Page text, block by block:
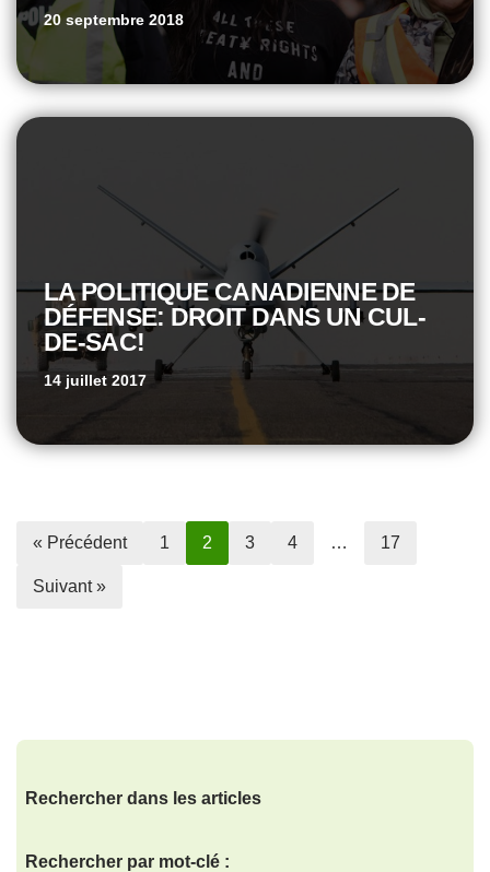
20 septembre 2018
LA POLITIQUE CANADIENNE DE
DÉFENSE: DROIT DANS UN CUL-
DE-SAC!
14 juillet 2017
« Précédent 1 2 3 4 … 17
Suivant »
Rechercher dans les articles
Rechercher par mot-clé :